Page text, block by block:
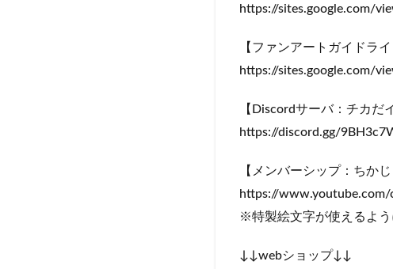
https://sites.google.com/
【ファンアートガイドラ
https://sites.google.com/
【Discordサーバ：チカだ
https://discord.gg/
【メンバーシップ：ちかじ
https://
※特製絵文字が使えるよう
↓↓webショップ↓↓